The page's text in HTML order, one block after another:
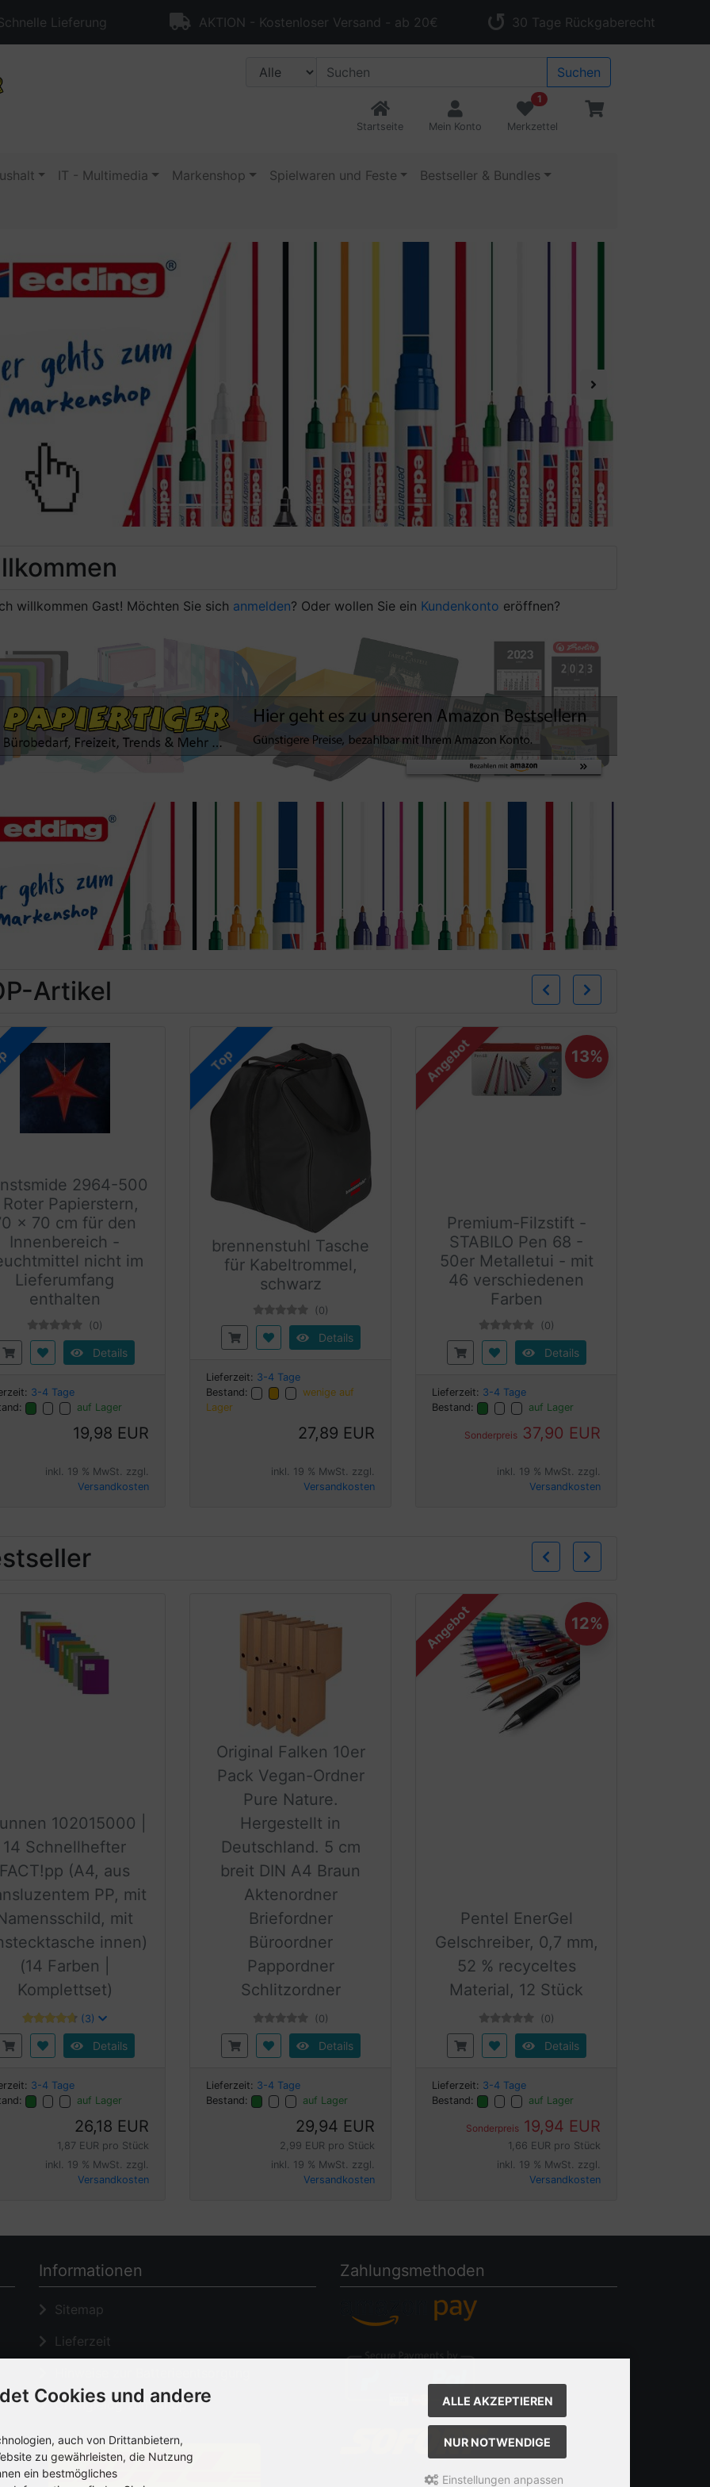
Lieferung AKTION - Kostenloser Versand - ab 20€ 30 Tage Rückgaberecht
Suchen
Startseite Mein Konto
1
Merkzettel
IT - Multimedia Markenshop Spielwaren und Feste Bestseller & Bundles
Next
willkommen Gast! Möchten Sie sich anmelden? Oder wollen Sie ein Kundenkonto eröffnen?
Artikel Zurück
2964-500
Papierstern,
x 70 cm für den
Innenbereich -
nicht im
Lieferumfang
enthalten
(0)
Details
3-4 Tage
auf Lager
19,98 EUR
inkl. 19 % MwSt. zzgl.
Versandkosten
Top
brennenstuhl Tasche
für Kabeltrommel,
schwarz
(0)
Details
Lieferzeit: 3-4 Tage
Bestand:
wenige auf
Lager
27,89 EUR
inkl. 19 % MwSt. zzgl.
Versandkosten
Angebot
Premium-Filzstift -
STABILO Pen 68 -
50er Metalletui - mit
46 verschiedenen
Farben
(0)
Details
Lieferzeit: 3-4 Tage
Bestand:
auf Lager
Sonderpreis 37,90 EUR
13%
inkl. 19 % MwSt. zzgl.
Versandkosten
Zurück
102015000 |
14 Schnellhefter
FACT!pp (A4, aus
PP, mit
mit
innen)
(14 Farben |
Komplettset)
(3)
Details
3-4 Tage
auf Lager
26,18 EUR
1,87 EUR pro Stück
inkl. 19 % MwSt. zzgl.
Versandkosten
Original Falken 10er
Pack Vegan-Ordner
Pure Nature.
Hergestellt in
Deutschland. 5 cm
breit DIN A4 Braun
Aktenordner
Briefordner
Büroordner
Pappordner
Schlitzordner
(0)
Details
Lieferzeit: 3-4 Tage
Bestand:
auf Lager
29,94 EUR
2,99 EUR pro Stück
inkl. 19 % MwSt. zzgl.
Versandkosten
Angebot
Pentel EnerGel
Gelschreiber, 0,7 mm,
52 % recyceltes
Material, 12 Stück
(0)
Details
Lieferzeit: 3-4 Tage
Bestand:
auf Lager
Sonderpreis 19,94 EUR
12%
1,66 EUR pro Stück
inkl. 19 % MwSt. zzgl.
Versandkosten
Informationen
Sitemap
Lieferzeit
Changlelog zum Shop
Zahlungsmethoden
Cookies und andere
auch von Drittanbietern,
zu gewährleisten, die Nutzung
ein bestmögliches
ALLE AKZEPTIEREN
NUR NOTWENDIGE
Einstellungen anpassen